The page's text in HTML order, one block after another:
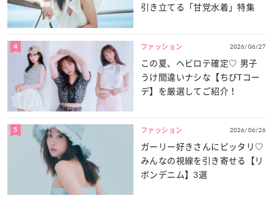
引き立てる「甘党水着」特集
4 ファッション 2026/06/27
この夏、ヘビロテ確定♡ 男子
うけ間違いナシな【ちびTコー
デ】を厳選してご紹介！
5 ファッション 2026/06/26
ガーリー好きさんにピッタリ♡
みんなの視線を引き寄せる【リ
ボンデニム】3選